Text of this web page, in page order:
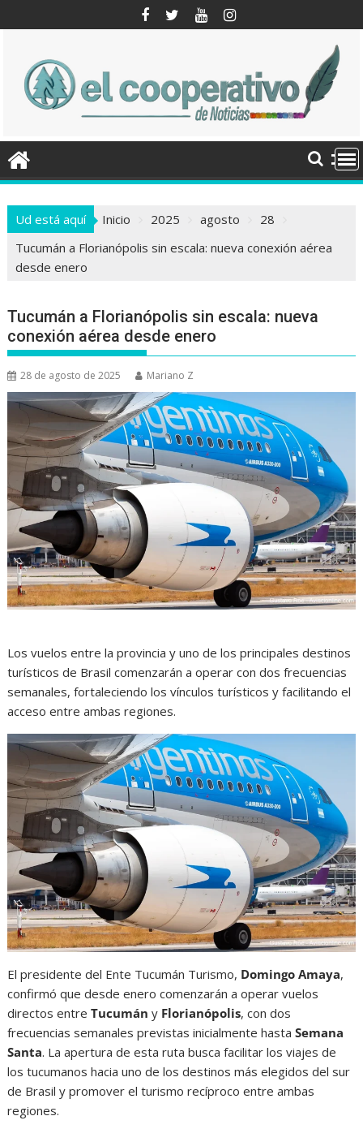
al
Ud está aquí Inicio 2025 agosto
28
Tucumán a Florianópolis sin escala: nueva conexión aérea
desde enero
Tucumán a Florianópolis sin escala: nueva
conexión aérea desde enero
28 de agosto de 2025 Mariano Z
Los vuelos entre la provincia y uno de los principales destinos
turísticos de Brasil comenzarán a operar con dos frecuencias
semanales, fortaleciendo los vínculos turísticos y facilitando el
acceso entre ambas regiones.
El presidente del Ente Tucumán Turismo, Domingo Amaya,
confirmó que desde enero comenzarán a operar vuelos
directos entreTucumán y Florianópolis, con dos
frecuencias semanales previstas inicialmente hastaSemana
Santa. La apertura de esta ruta busca facilitar los viajes de
los tucumanos hacia uno de los destinos más elegidos del sur
de Brasil y promover el turismo recíproco entre ambas
regiones.